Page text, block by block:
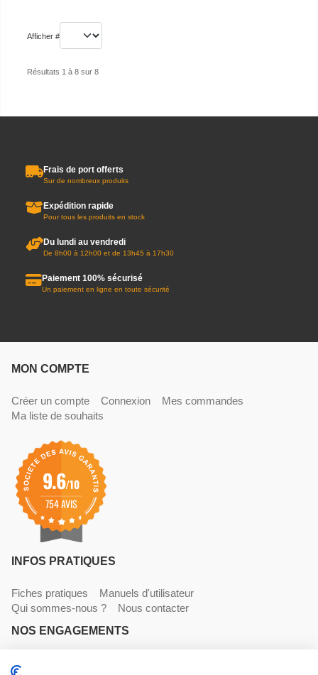
Afficher #
Résultats 1 à 8 sur 8
Frais de port offerts
Sur de nombreux produits
Expédition rapide
Pour tous les produits en stock
Du lundi au vendredi
De 8h00 à 12h00 et de 13h45 à 17h30
Paiement 100% sécurisé
Un paiement en ligne en toute sécurité
MON COMPTE
Créer un compte Connexion
Mes commandes
Ma liste de souhaits
9.6/10
754 AVIS
INFOS PRATIQUES
Fiches pratiques
Manuels d'utilisateur
Qui sommes-nous ?
Nous contacter
NOS ENGAGEMENTS
Livraisons